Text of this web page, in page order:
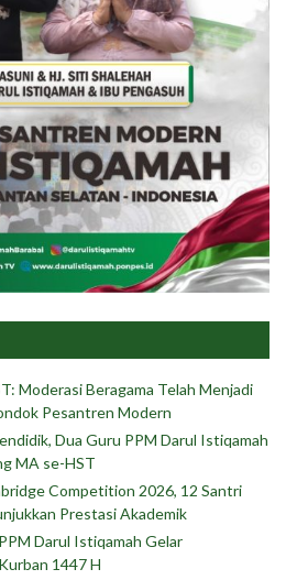
Moderasi Beragama Telah Menjadi
Pesantren Modern
Dua Guru PPM Darul Istiqamah
MA se-HST
Competition 2026, 12 Santri
Prestasi Akademik
Darul Istiqamah Gelar
1447 H